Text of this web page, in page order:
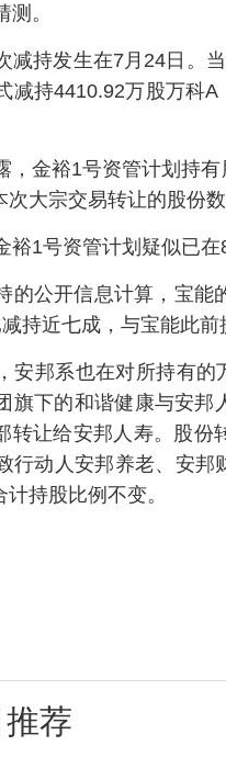
。
减持发生在7月24日。
减持4410.92万股万科
，金裕1号资管计划持
次大宗交易转让的股份数
裕1号资管计划疑似已在
的公开信息计算，宝能
持近七成，与宝能此前
安邦系也在对所持有
旗下的和谐健康与安
转让给安邦人寿。股份
行动人安邦养老、安
计持股比例不变。
荐